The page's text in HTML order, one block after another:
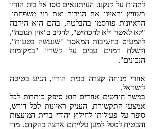
לתהות על קנקנו. העיתונאים טסו אל בית הוריו
בשוויץ וראיינו את הגיבור ואת בני משפחתו.
הראיונות פורסמו בהבלטה, בהם הוא הירבה
"לא לאשר ולא להכחיש", להגיב ב"אין תגובה",
להמעיט בחשיבות המאסר "שנעשה בטעות",
ולשלח רמזים עבים על קשריו "במקומות
הנכונים".
אחרי מנוחה קצרה בבית הוריו, הגיע בטיסה
לישראל.
במשך חודשים אחדים הוא סיפק כותרות לכל
אמצעי התקשורת, העניק ראיונות לכל דורש,
סיפר על פעילותו לחילוץ יהודי ברית המועצות
והבטיח לטפל למען עלייתם ארצה בהקדם. מדי